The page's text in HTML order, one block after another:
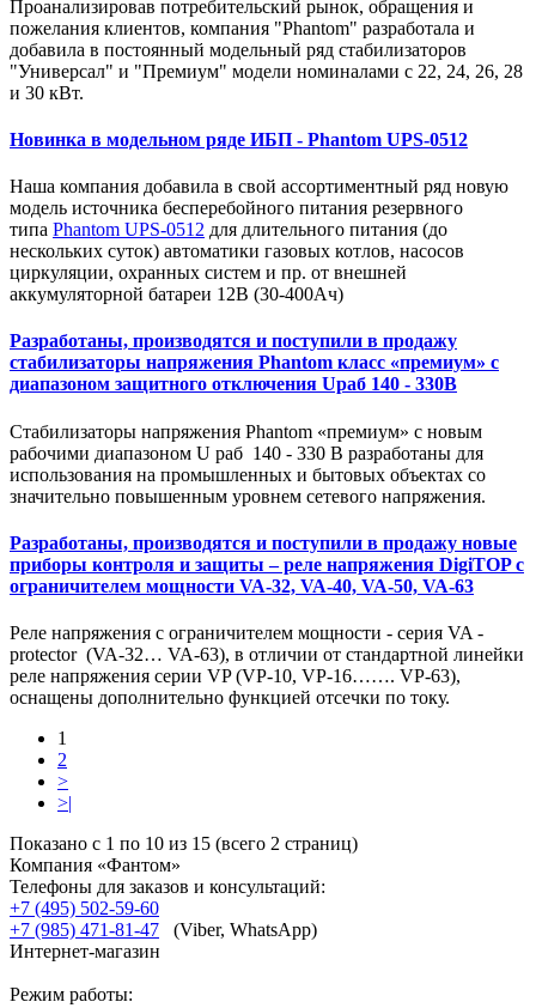
Проанализировав потребительский рынок, обращения и
пожелания клиентов, компания "Phantom" разработала и
добавила в постоянный модельный ряд стабилизаторов
"Универсал" и "Премиум" модели номиналами с 22, 24, 26, 28
и 30 кВт.
Новинка в модельном ряде ИБП - Phantom UPS-0512
Наша компания добавила в свой ассортиментный ряд новую
модель источника бесперебойного питания резервного
типа Phantom UPS-0512 для длительного питания (до
нескольких суток) автоматики газовых котлов, насосов
циркуляции, охранных систем и пр. от внешней
аккумуляторной батареи 12В (30-400Ач)
Разработаны, производятся и поступили в продажу
стабилизаторы напряжения Phantom класс «премиум» с
диапазоном защитного отключения Uраб 140 - 330В
Стабилизаторы напряжения Phantom «премиум» с новым
рабочими диапазоном U раб 140 - 330 В разработаны для
использования на промышленных и бытовых объектах со
значительно повышенным уровнем сетевого напряжения.
Разработаны, производятся и поступили в продажу новые
приборы контроля и защиты – реле напряжения DigiTOP с
ограничителем мощности VA-32, VA-40, VA-50, VA-63
Реле напряжения с ограничителем мощности - серия VA -
protector (VA-32… VA-63), в отличии от стандартной линейки
реле напряжения серии VP (VP-10, VP-16……. VP-63),
оснащены дополнительно функцией отсечки по току.
1
2
>
>|
Показано с 1 по 10 из 15 (всего 2 страниц)
Компания «Фантом»
Телефоны для заказов и консультаций:
+7 (495) 502-59-60
+7 (985) 471-81-47 (Viber, WhatsApp)
Интернет-магазин
Режим работы: